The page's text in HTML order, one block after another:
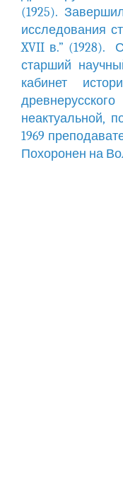
(1925).
исследования
XVII в.” (1928).
старший
кабинет
неактуальной,
1969
Похоронен на